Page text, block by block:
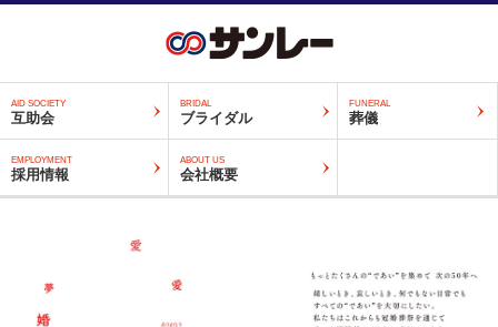
AID SOCIETY
互助会
BRIDAL
ブライダル
FUNERAL
葬儀
EMPLOYMENT
採用情報
ABOUT US
会社概要